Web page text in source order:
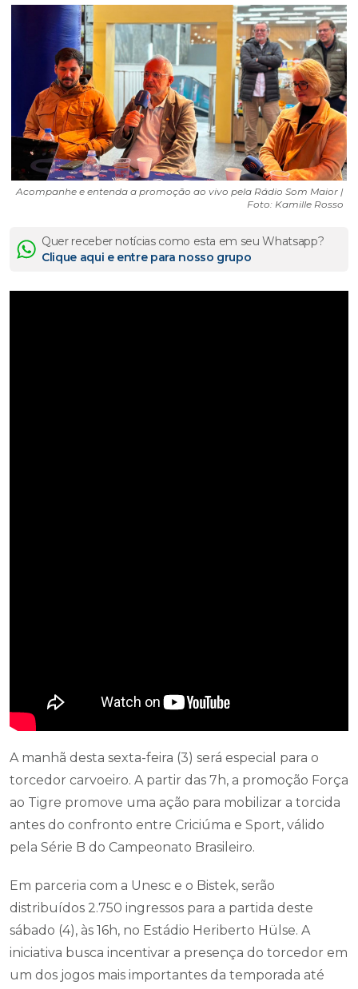
Acompanhe e entenda a promoção ao vivo pela Rádio Som Maior |
Foto: Kamille Rosso
Quer receber notícias como esta em seu Whatsapp?
Clique aqui e entre para nosso grupo
A manhã desta sexta-feira (3) será especial para o
torcedor carvoeiro. A partir das 7h, a promoção Força
ao Tigre promove uma ação para mobilizar a torcida
antes do confronto entre Criciúma e Sport, válido
pela Série B do Campeonato Brasileiro.
Em parceria com a Unesc e o Bistek, serão
distribuídos 2.750 ingressos para a partida deste
sábado (4), às 16h, no Estádio Heriberto Hülse. A
iniciativa busca incentivar a presença do torcedor em
um dos jogos mais importantes da temporada até